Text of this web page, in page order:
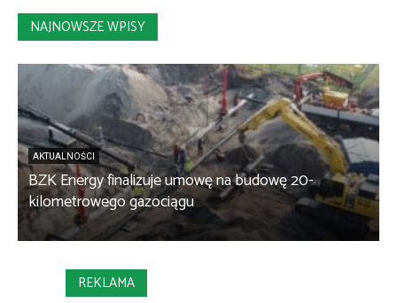
NAJNOWSZE WPISY
AKTUALNOŚCI
BZK Energy finalizuje umowę na budowę 20-
kilometrowego gazociągu
REKLAMA